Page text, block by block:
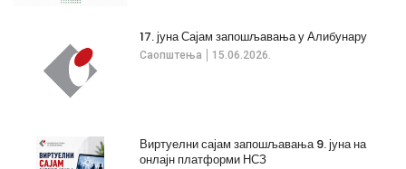
Саопштења 15.06.2026.
17. јуна Сајам запошљавања у Алибунару
Виртуелни сајам запошљавања 9. јуна на
онлајн платформи НСЗ